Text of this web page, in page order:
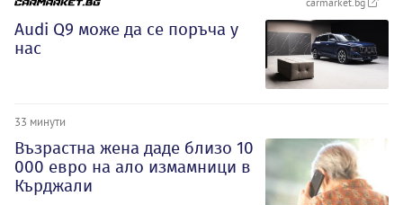
Audi Q9 може да се поръча у
нас
33 минути
Възрастна жена даде близо 10
000 евро на ало измамници в
Кърджали